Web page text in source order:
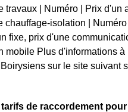
travaux | Numéro | Prix d'un
chauffage-isolation | Numéro
fixe, prix d'une
mobile Plus d'informations à
sur le site suivant
de raccordement pour